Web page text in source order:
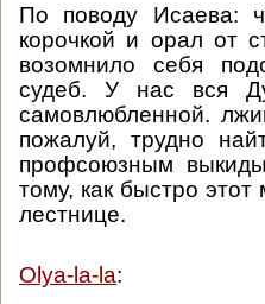
По поводу Исаева:
корочкой и орал от
возомнило себя
судеб. У нас вся
самовлюбленной.
пожалуй, трудно
профсоюзным
тому, как быстро
лестнице.
Olya-la-la: